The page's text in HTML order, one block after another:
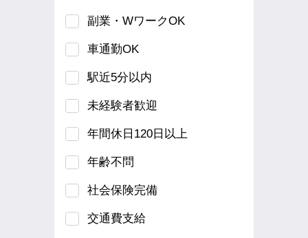
副業・WワークOK
車通勤OK
駅近5分以内
未経験者歓迎
年間休日120日以上
年齢不問
社会保険完備
交通費支給